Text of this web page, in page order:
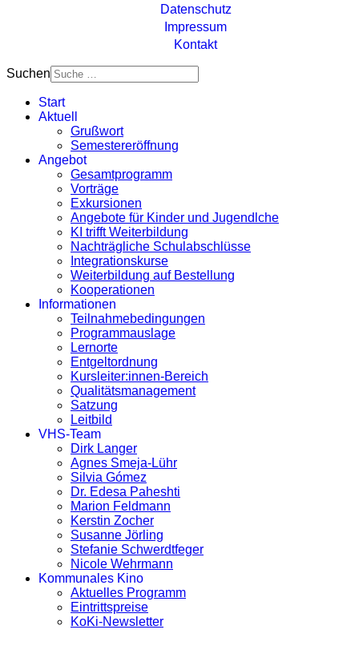
Datenschutz
Impressum
Kontakt
Suchen
Start
Aktuell
Grußwort
Semestereröffnung
Angebot
Gesamtprogramm
Vorträge
Exkursionen
Angebote für Kinder und Jugendlche
KI trifft Weiterbildung
Nachträgliche Schulabschlüsse
Integrationskurse
Weiterbildung auf Bestellung
Kooperationen
Informationen
Teilnahmebedingungen
Programmauslage
Lernorte
Entgeltordnung
Kursleiter:innen-Bereich
Qualitätsmanagement
Satzung
Leitbild
VHS-Team
Dirk Langer
Agnes Smeja-Lühr
Silvia Gómez
Dr. Edesa Paheshti
Marion Feldmann
Kerstin Zocher
Susanne Jörling
Stefanie Schwerdtfeger
Nicole Wehrmann
Kommunales Kino
Aktuelles Programm
Eintrittspreise
KoKi-Newsletter